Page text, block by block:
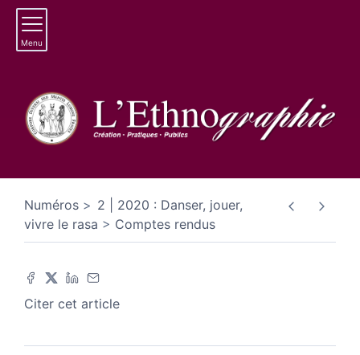
Menu
Numéros
2 | 2020 : Danser, jouer,
vivre le rasa
Comptes rendus
Citer cet article